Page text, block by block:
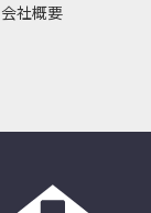
会社概要